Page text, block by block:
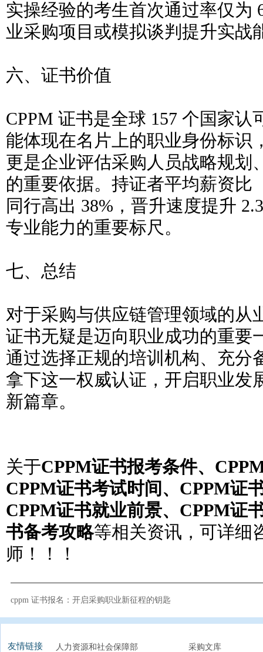
实操经验的考生首次通过率仅为
业采购项目或模拟谈判提升实战
六、证书价值
CPPM 证书是全球 157 个国家认
能体现在名片上的职业身份标识
更是企业评估采购人员战略规划
的重要依据。持证者平均薪资比
同行高出 38%，晋升速度提升
专业能力的重要标尺。
七、总结
对于采购与供应链管理领域的从
证书无疑是迈向职业成功的重要
通过选择正规的培训机构、充分
拿下这一权威认证，开启职业发
新篇章。
关于CPPM证书报考条件、
CPPM证书考试时间、CPPM证
CPPM证书就业前景、CPPM证
书备考攻略等相关资讯，可详细
师！！！
cppm 证书报名：开启采购职业新征程的钥匙
友情链接 人力资源和社会保障部
采购文库